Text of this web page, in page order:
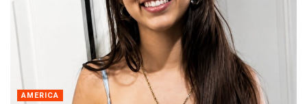
AMERICA